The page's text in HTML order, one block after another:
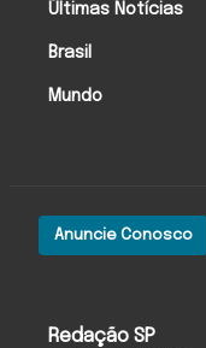
Redação SP
Anuncie Conosco
Últimas Notícias
Brasil
Mundo